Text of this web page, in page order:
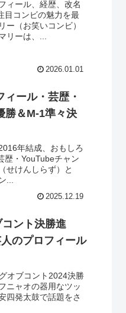
ィール、経歴、改名
目コンビの魅力を最
ー（お笑いコンビ）
リーは、...
2026.01.01
ール・芸歴・
勝＆M-1準々決
年結成、おもしろ
歴・YouTubeチャン
せけんしらず）と
...
2025.12.19
ント決勝進
のプロフィール
オブコント2024決勝
ニャオの器用なツッ
四発太鼓で話題をさ